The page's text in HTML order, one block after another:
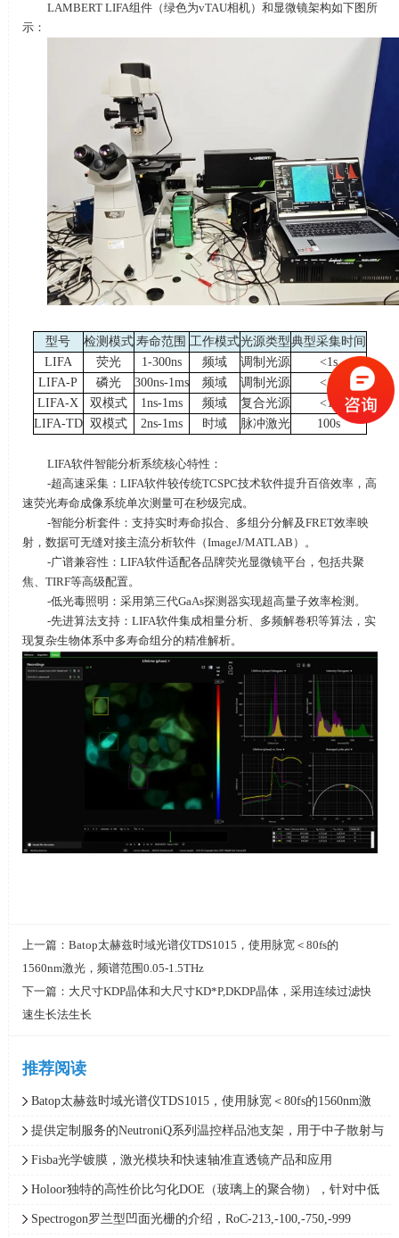
LAMBERT LIFA组件（绿色为vTAU相机）和显微镜架构如下图所
示：
型号 检测模式 寿命范围 工作模式光源类型典型采集时间
LIFA
荧光 1-300ns 频域 调制光源
<1s
LIFA-P
磷光 300ns-1ms 频域 调制光源
<1s
LIFA-X
双模式 1ns-1ms 频域 复合光源
<1s
LIFA-TD
双模式 2ns-1ms 时域 脉冲激光 100s
LIFA软件智能分析系统核心特性：
-超高速采集： LIFA软件较传统TCSPC技术软件提升百倍效率，高
速荧光寿命成像系统单次测量可在秒级完成。
-智能分析套件：支持实时寿命拟合、多组分分解及FRET效率映
射，数据可无缝对接主流分析软件（ImageJ/MATLAB ）。
-广谱兼容性： LIFA软件适配各品牌荧光显微镜平台，包括共聚
焦、 TIRF等高级配置。
-低光毒照明：采用第三代GaAs探测器实现超高量子效率检测。
-先进算法支持： LIFA软件集成相量分析、多频解卷积等算法，实
现复杂生物体系中多寿命组分的精准解析。
上一篇： Batop太赫兹时域光谱仪TDS1015，使用脉宽＜80fs的
1560nm激光，频谱范围0.05-1.5THz
下一篇： 大尺寸KDP晶体和大尺寸KD*P,DKDP晶体，采用连续过滤快
速生长法生长
推荐阅读
Batop太赫兹时域光谱仪TDS1015，使用脉宽＜80fs的1560nm激
光，频谱范围0.05-1.5THz
提供定制服务的NeutroniQ系列温控样品池支架，用于中子散射与
X射线散射实验，Quantum Northwest
Fisba光学镀膜，激光模块和快速轴准直透镜产品和应用
Holoor独特的高性价比匀化DOE（玻璃上的聚合物），针对中低
功率范围应用最精确的光束整形解决方案
Spectrogon罗兰型凹面光栅的介绍，RoC-213,-100,-750,-999